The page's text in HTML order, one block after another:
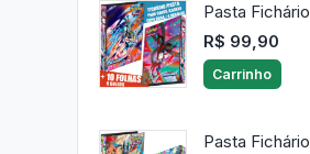
Pasta
R$ 99,90
Carrinho
Pasta